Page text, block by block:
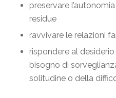
preservare
residue
ravvivare le relazioni
rispondere al
bisogno di
solitudine o della